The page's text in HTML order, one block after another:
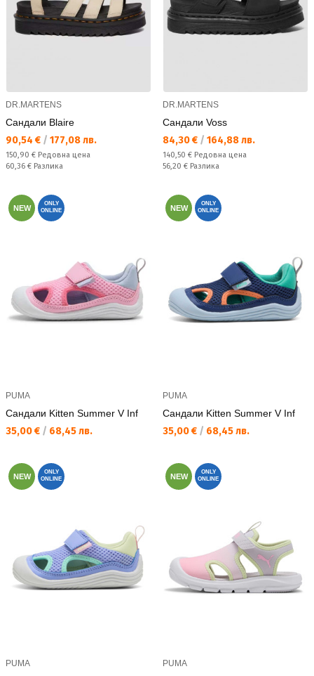
DR.MARTENS
Сандали Blaire
Текуща цена:
90,54 € / 177,08 лв.
Редовна цена:
150,90 € Редовна цена
Спестявате:
60,36 € Разлика
DR.MARTENS
Сандали Voss
Текуща цена:
84,30 € / 164,88 лв.
Редовна цена:
140,50 € Редовна цена
Спестявате:
56,20 € Разлика
NEW
ONLY
ONLINE
PUMA
Сандали Kitten Summer V Inf
Текуща цена:
35,00 € / 68,45 лв.
NEW
ONLY
ONLINE
PUMA
Сандали Kitten Summer V Inf
Текуща цена:
35,00 € / 68,45 лв.
NEW
ONLY
ONLINE
PUMA
NEW
ONLY
ONLINE
PUMA